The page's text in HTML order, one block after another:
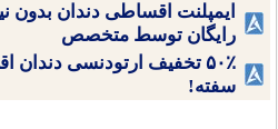
ایمپلنت اقساطی دندان بدون
رایگان توسط متخصص
۵۰٪ تخفیف ارتودنسی
سفته!